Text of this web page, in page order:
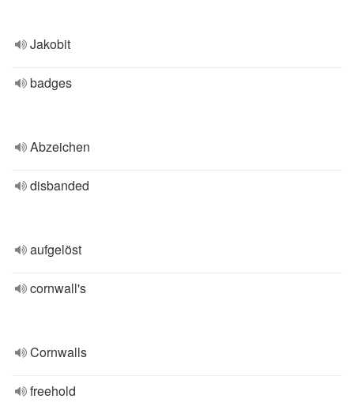
Jakobit
badges
Abzeichen
disbanded
aufgelöst
cornwall's
Cornwalls
freehold